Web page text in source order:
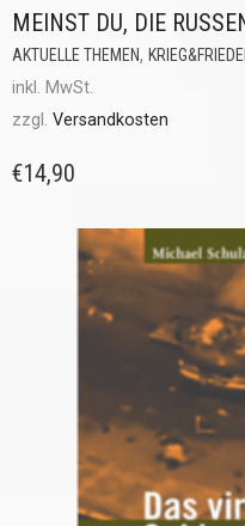
MEINST DU, DIE
AKTUELLE THEMEN,
inkl. MwSt.
zzgl. Versandkosten
€14,90